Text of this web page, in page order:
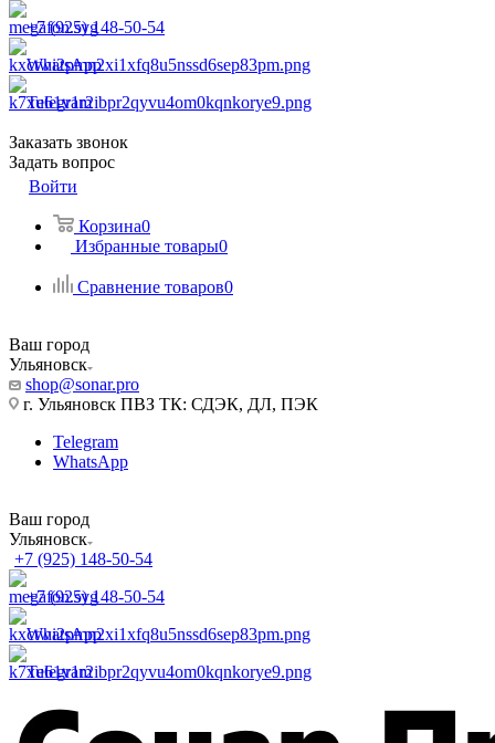
+7 (925) 148-50-54
WhatsApp
Telegram
Заказать звонок
Задать вопрос
Войти
Корзина0
Избранные товары0
Сравнение товаров0
Ваш город
Ульяновск
shop@sonar.pro
г. Ульяновск ПВЗ ТК: СДЭК, ДЛ, ПЭК
Telegram
WhatsApp
Ваш город
Ульяновск
+7 (925) 148-50-54
+7 (925) 148-50-54
WhatsApp
Telegram